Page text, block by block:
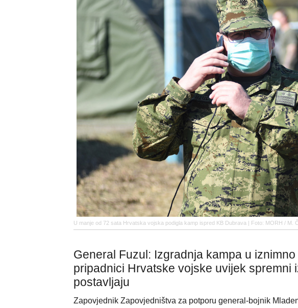
U manje od 72 sata Hrvatska vojska podigla kamp ispred KB Dubrava | Foto: MORH / M.
General Fuzul: Izgradnja kampa u
pripadnici Hrvatske vojske uvijek spremni
postavljaju
Zapovjednik Zapovjedništva za potporu general-bojnik